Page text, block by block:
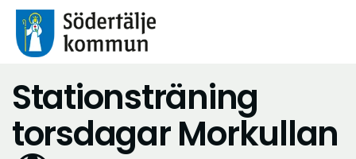
Stationsträning
torsdagar Morkullan